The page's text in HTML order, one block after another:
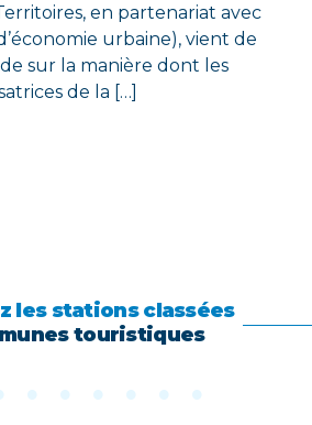
en partenariat avec
d’économie urbaine), vient de
sur la manière dont les
de la […]
les stations classées
touristiques